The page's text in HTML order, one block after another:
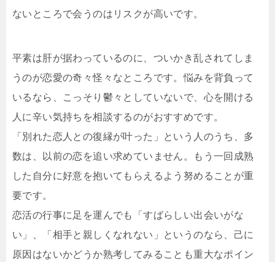
ないところで会うのはリスクが高いです。
平素は肝が据わっているのに、ついかき乱されてしま
うのが恋愛の奇々怪々なところです。悩みを背負って
いるなら、こっそり鬱々としていないで、心を開ける
人に辛い気持ちを相談するのがおすすめです。
「別れた恋人との復縁が叶った」という人のうち、多
数は、以前の恋を追い求めていません。もう一回成熟
した自分に好意を抱いてもらえるよう努めることが重
要です。
恋活の行事に足を運んでも「すばらしい出会いがな
い」、「相手と親しくなれない」というのなら、己に
原因はないかどうか熟考してみることも重大なポイン